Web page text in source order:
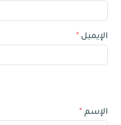
الإيميل
الإسم